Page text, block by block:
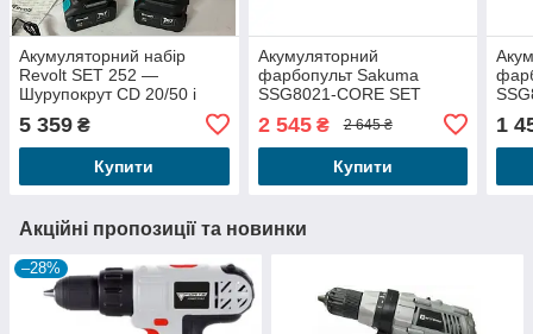
Акумуляторний набір
Revolt SET 252 —
Шурупокрут CD 20/50 і
5 359 ₴
Купити
Акумуляторний
фарбопульт Sakuma
SSG8021-CORE SET
пристрій)
2 545₴ 2 645 ₴
Купити
1
Акційні пропозиції та новинки
–28%